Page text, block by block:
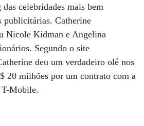
celebridades mais bem
publicitárias. Catherine
Nicole Kidman e Angelina
Segundo o site
deu um verdadeiro olé nos
20 milhões por um contrato com a
T-Mobile.